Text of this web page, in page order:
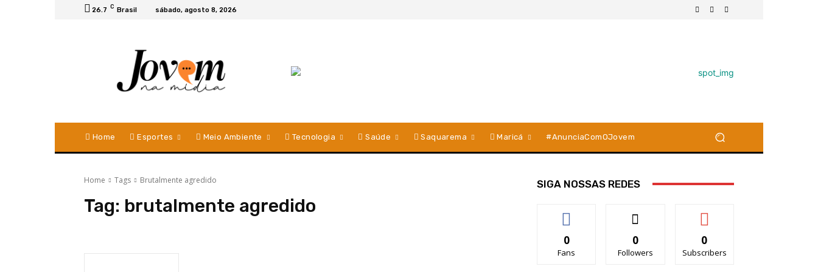
26.7 C Brasil sábado, agosto 8, 2026
Home Esportes Meio Ambiente Tecnologia Saúde Saquarema Maricá #AnunciaComOJovem
Home Tags Brutalmente agredido
Tag: brutalmente agredido
SIGA NOSSAS REDES
0
Fans
0
Followers
0
Subscribers